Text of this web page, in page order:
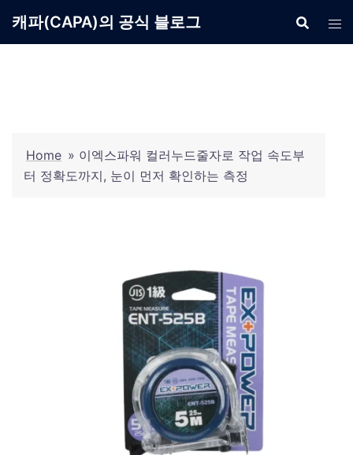
캐파(CAPA)의 공식 블로그
Home » 이엑스파워 컬러누드줄자로 작업 속도부
터 정확도까지, 눈이 먼저 확인하는 측정